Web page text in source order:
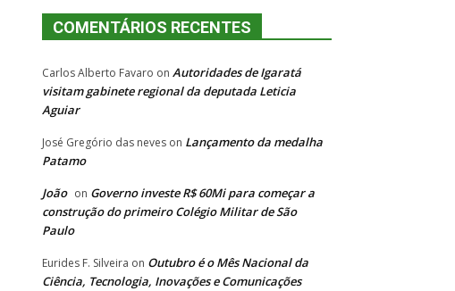
COMENTÁRIOS RECENTES
Carlos Alberto Favaro on Autoridades de Igaratá
visitam gabinete regional da deputada Leticia
Aguiar
José Gregório das neves on Lançamento da medalha
Patamo
João on Governo investe R$ 60Mi para começar a
construção do primeiro Colégio Militar de São
Paulo
Eurides F. Silveira on Outubro é o Mês Nacional da
Ciência, Tecnologia, Inovações e Comunicações